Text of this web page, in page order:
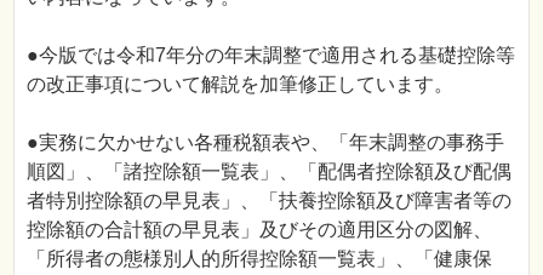
●今版では令和7年分の年末調整で適用される基礎控除等
の改正事項について解説を加筆修正しています。
●実務に欠かせない各種税額表や、「年末調整の事務手
順図」、「諸控除額一覧表」、「配偶者控除額及び配偶
者特別控除額の早見表」、「扶養控除額及び障害者等の
控除額の合計額の早見表」及びその適用区分の図解、
「所得者の態様別人的所得控除額一覧表」、「健康保